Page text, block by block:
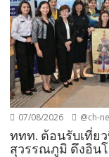
07/08/2026 @ch-
ททท. ต้อนรับเที่ย
สุวรรณภูมิ ดึงอิน